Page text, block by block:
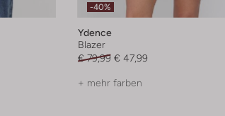
-40%
Ydence
Blazer
€ 79,99 € 47,99
+ mehr farben